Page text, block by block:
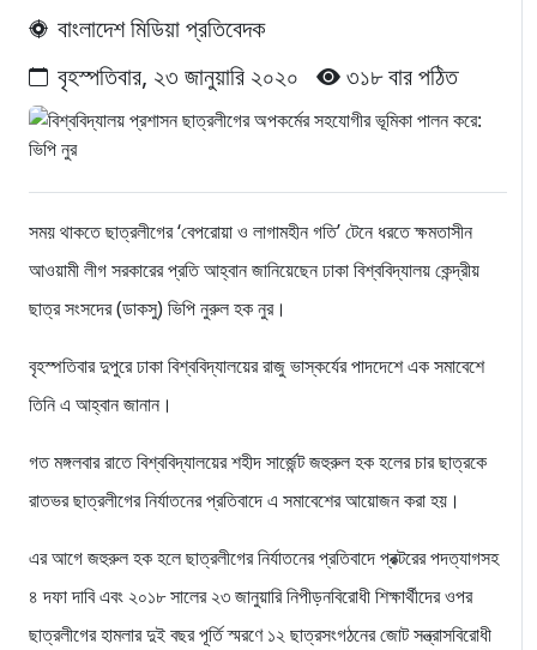
বাংলাদেশ মিডিয়া প্রতিবেদক
বৃহস্পতিবার, ২৩ জানুয়ারি ২০২০
৩১৮ বার পঠিত
সময় থাকতে ছাত্রলীগের ‘বেপরোয়া ও লাগামহীন গতি’ টেনে ধরতে ক্ষমতাসীন
আওয়ামী লীগ সরকারের প্রতি আহ্বান জানিয়েছেন ঢাকা বিশ্ববিদ্যালয় কেন্দ্রীয়
ছাত্র সংসদের (ডাকসু) ভিপি নুরুল হক নুর।
বৃহস্পতিবার দুপুরে ঢাকা বিশ্ববিদ্যালয়ের রাজু ভাস্কর্যের পাদদেশে এক সমাবেশে
তিনি এ আহ্বান জানান।
গত মঙ্গলবার রাতে বিশ্ববিদ্যালয়ের শহীদ সার্জেন্ট জহুরুল হক হলের চার ছাত্রকে
রাতভর ছাত্রলীগের নির্যাতনের প্রতিবাদে এ সমাবেশের আয়োজন করা হয়।
এর আগে জহুরুল হক হলে ছাত্রলীগের নির্যাতনের প্রতিবাদে প্রক্টরের পদত্যাগসহ
৪ দফা দাবি এবং ২০১৮ সালের ২৩ জানুয়ারি নিপীড়নবিরোধী শিক্ষার্থীদের ওপর
ছাত্রলীগের হামলার দুই বছর পূর্তি স্মরণে ১২ ছাত্রসংগঠনের জোট সন্ত্রাসবিরোধী